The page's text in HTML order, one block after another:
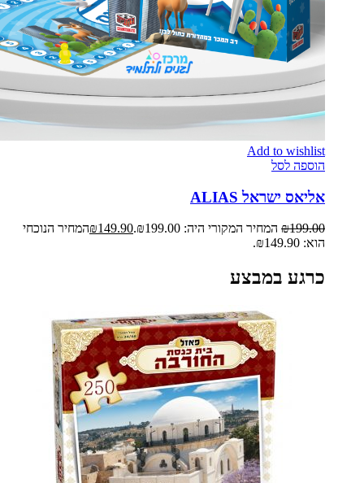
Add to wishlist
הוספה לסל
אליאס ישראל ALIAS
₪199.00 המחיר המקורי היה: ₪199.00. ₪149.90
המחיר הנוכחי
הוא: ₪149.90.
כרגע במבצע